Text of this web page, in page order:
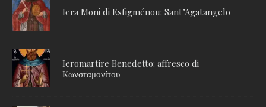
Iera Moni di Esfigménou: Sant’Agatangelo
Ieromartire Benedetto: affresco di
Kωνσταμονίτου